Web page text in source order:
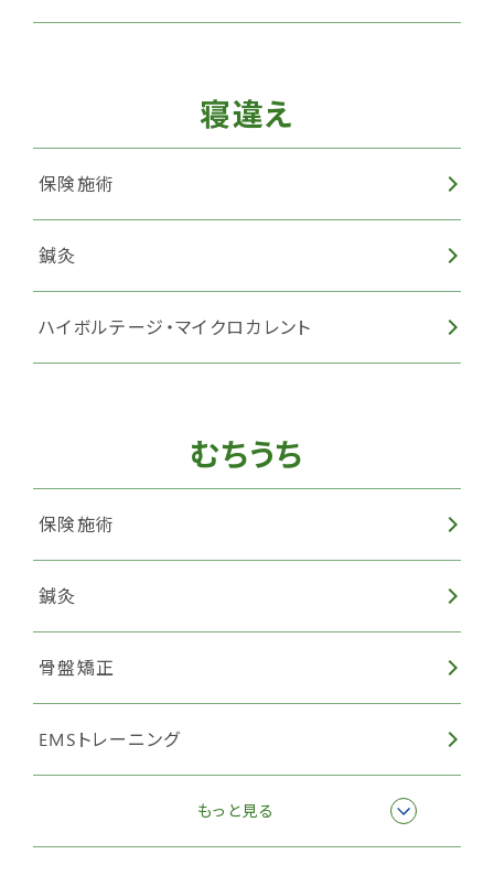
寝違え
保険施術
鍼灸
ハイボルテージ・マイクロカレント
むちうち
保険施術
鍼灸
骨盤矯正
EMSトレーニング
ハイボルテージ・マイクロカレント
もっと見る